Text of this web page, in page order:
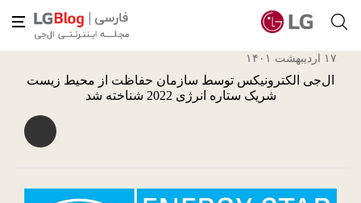
۱۷ اردیبهشت ۱۴۰۱
ال‌جی الکترونیکس توسط سازمان حفاظت از محیط زیست
شریک ستاره انرژی 2022 شناخته شد